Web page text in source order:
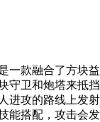
一款融合了方块
守卫和炮塔来抵
进攻的路线上发
能搭配，攻击会